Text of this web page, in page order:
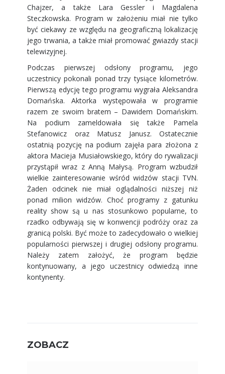
Chajzer, a także Lara Gessler i Magdalena
Steczkowska. Program w założeniu miał nie tylko
być ciekawy ze względu na geograficzną lokalizację
jego trwania, a także miał promować gwiazdy stacji
telewizyjnej.
Podczas pierwszej odsłony programu, jego
uczestnicy pokonali ponad trzy tysiące kilometrów.
Pierwszą edycję tego programu wygrała Aleksandra
Domańska. Aktorka występowała w programie
razem ze swoim bratem – Dawidem Domańskim.
Na podium zameldowała się także Pamela
Stefanowicz oraz Matusz Janusz. Ostatecznie
ostatnią pozycję na podium zajęła para złożona z
aktora Macieja Musiałowskiego, który do rywalizacji
przystąpił wraz z Anną Małysą. Program wzbudził
wielkie zainteresowanie wśród widzów stacji TVN.
Żaden odcinek nie miał oglądalności niższej niż
ponad milion widzów. Choć programy z gatunku
reality show są u nas stosunkowo popularne, to
rzadko odbywają się w konwencji podróży oraz za
granicą polski. Być może to zadecydowało o wielkiej
popularności pierwszej i drugiej odsłony programu.
Należy zatem założyć, że program będzie
kontynuowany, a jego uczestnicy odwiedzą inne
kontynenty.
ZOBACZ